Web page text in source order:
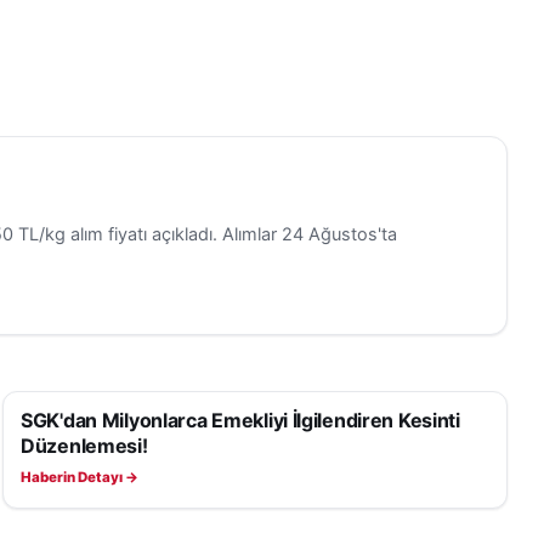
da bir
farklı
kg alım fiyatı açıkladı. Alımlar 24 Ağustos'ta
EKONOMI
SGK'dan Milyonlarca Emekliyi İlgilendiren Kesinti
Düzenlemesi!
Haberin Detayı →